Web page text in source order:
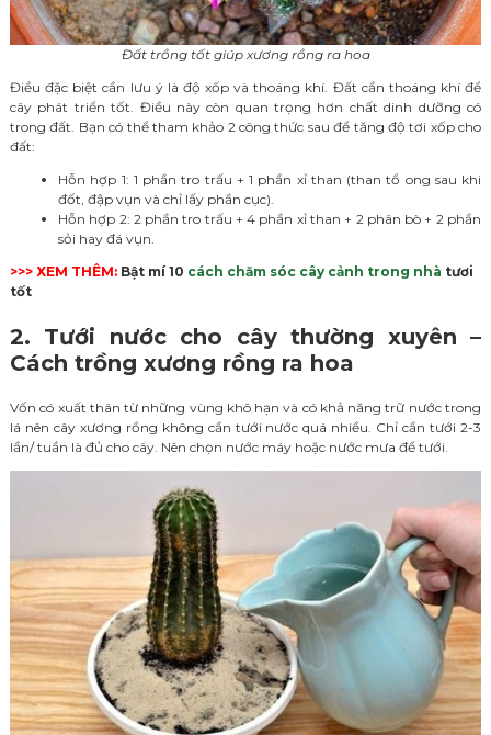
Đất trồng tốt giúp xương rồng ra hoa
Điều đặc biệt cần lưu ý là độ xốp và thoáng khí. Đất cần thoáng khí để
cây phát triển tốt. Điều này còn quan trọng hơn chất dinh dưỡng có
trong đất. Bạn có thể tham khảo 2 công thức sau để tăng độ tơi xốp cho
đất:
Hỗn hợp 1: 1 phần tro trấu + 1 phần xỉ than (than tổ ong sau khi
đốt, đập vụn và chỉ lấy phần cục).
Hỗn hợp 2: 2 phần tro trấu + 4 phần xỉ than + 2 phân bò + 2 phần
sỏi hay đá vụn.
>>> XEM THÊM: Bật mí 10 cách chăm sóc cây cảnh trong nhà tươi
tốt
2. Tưới nước cho cây thường xuyên –
Cách trồng xương rồng ra hoa
Vốn có xuất thân từ những vùng khô hạn và có khả năng trữ nước trong
lá nên cây xương rồng không cần tưới nước quá nhiều. Chỉ cần tưới 2-3
lần/ tuần là đủ cho cây. Nên chọn nước máy hoặc nước mưa để tưới.